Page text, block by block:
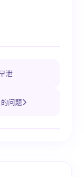
泄
问题